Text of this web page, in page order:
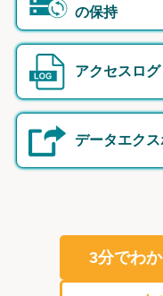
の保持
アクセスログ
データエクス
3分でわ